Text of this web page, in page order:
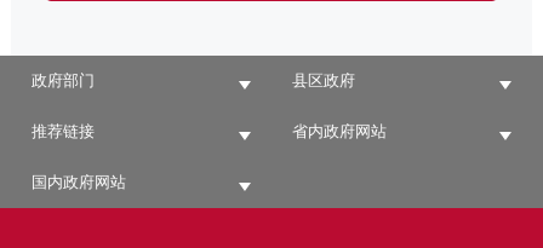
政府部门 县区政府
推荐链接 省内政府网站
国内政府网站